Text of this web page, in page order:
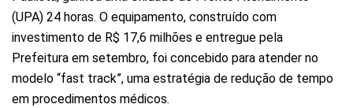
(UPA) 24 horas. O equipamento, construído com
investimento de R$ 17,6 milhões e entregue pela
Prefeitura em setembro, foi concebido para atender no
modelo “fast track”, uma estratégia de redução de tempo
em procedimentos médicos.